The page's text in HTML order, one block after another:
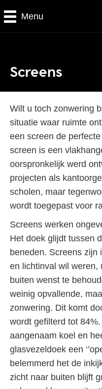
Menu
Screens
Wilt u toch zonwering
situatie waar ruimte
een screen de
screen is een
oorspronkelijk werd
projecten als
scholen, maar
wordt toegepast voor
Screens werken
Het doek glijdt tussen
beneden. Screens zijn
en lichtinval wil weren,
buiten wenst te
weinig opvallende,
zonwering. Dit komt
wordt gefilterd tot
aangenaam koel en
glasvezeldoek een
belemmerd het de
zicht naar buiten blijft